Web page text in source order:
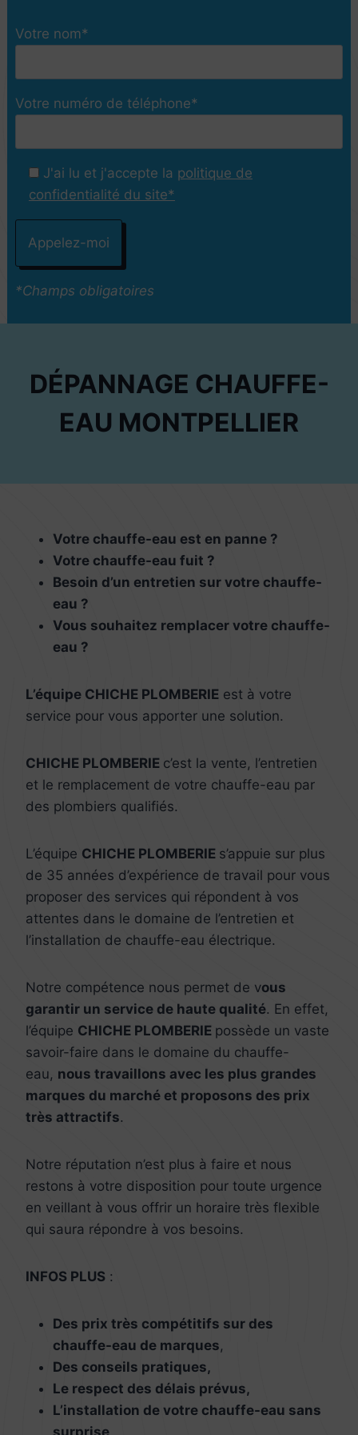
Votre nom*
Votre numéro de téléphone*
J'ai lu et j'accepte la politique de
confidentialité du site*
*Champs obligatoires
DÉPANNAGE CHAUFFE-
EAU MONTPELLIER
Votre chauffe-eau est en panne ?
Votre chauffe-eau fuit ?
Besoin d’un entretien sur votre chauffe-
eau ?
Vous souhaitez remplacer votre chauffe-
eau ?
L’équipe CHICHE PLOMBERIE est à votre
service pour vous apporter une solution.
CHICHE PLOMBERIE c’est la vente, l’entretien
et le remplacement de votre chauffe-eau par
des plombiers qualifiés.
L’équipe CHICHE PLOMBERIE s’appuie sur plus
de 35 années d’expérience de travail pour vous
proposer des services qui répondent à vos
attentes dans le domaine de l’entretien et
l’installation de chauffe-eau électrique.
Notre compétence nous permet de vous
garantir un service de haute qualité. En effet,
l’équipe CHICHE PLOMBERIE possède un vaste
savoir-faire dans le domaine du chauffe-
eau, nous travaillons avec les plus grandes
marques du marché et proposons des prix
très attractifs.
Notre réputation n’est plus à faire et nous
restons à votre disposition pour toute urgence
en veillant à vous offrir un horaire très flexible
qui saura répondre à vos besoins.
INFOS PLUS :
Des prix très compétitifs sur des
chauffe-eau de marques,
Des conseils pratiques,
Le respect des délais prévus,
L’installation de votre chauffe-eau sans
surprise,